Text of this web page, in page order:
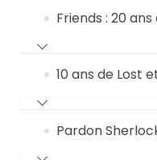
Friends : 20
10 ans de Lost
Pardon